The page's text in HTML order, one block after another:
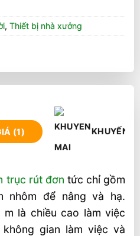
, Thiết bị nhà xưởng
(1) KHUYẾN
trục rút đơn tức chỉ gồm
nhôm để nâng và hạ.
m là chiều cao làm việc
gian làm việc và